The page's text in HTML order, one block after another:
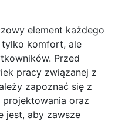
element każdego
tylko komfort, ale
Przed
pracy związanej z
zapoznać się z
oraz
jest, aby zawsze